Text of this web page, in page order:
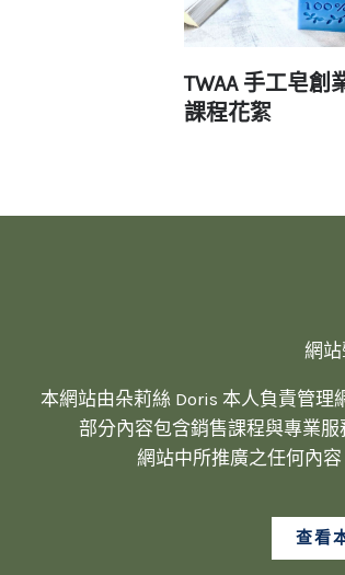
TWAA 手工皂創
課程花絮
網
本網站由朵莉絲 Doris 本人負責管理
部分內容包含銷售課程與專業
網站中所推廣之任何內
查看